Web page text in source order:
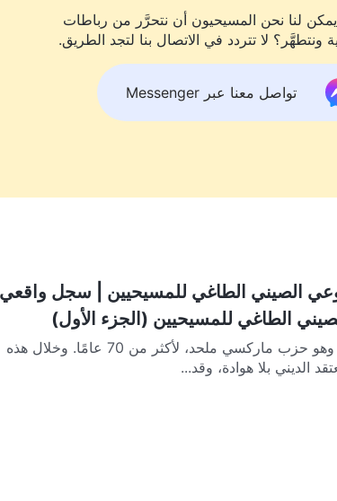
لنا نحن المسيحيون أن نتحرَّر من رباطات
ونتطهَّر؟ لا تتردد في الاتصال بنا لتجد الطريق.
تواصل معنا عبر Messenger
الصيني الطاغي للمسيحيين | سجل واقعي
الطاغي للمسيحيين (الجزء الأول)
لقد حكم الحزب الشيوعي الصيني، وهو حزب ماركسي ملحد، لأكثر من 70 عامًا. وخلال هذه
الديني بلا هوادة، وقد...